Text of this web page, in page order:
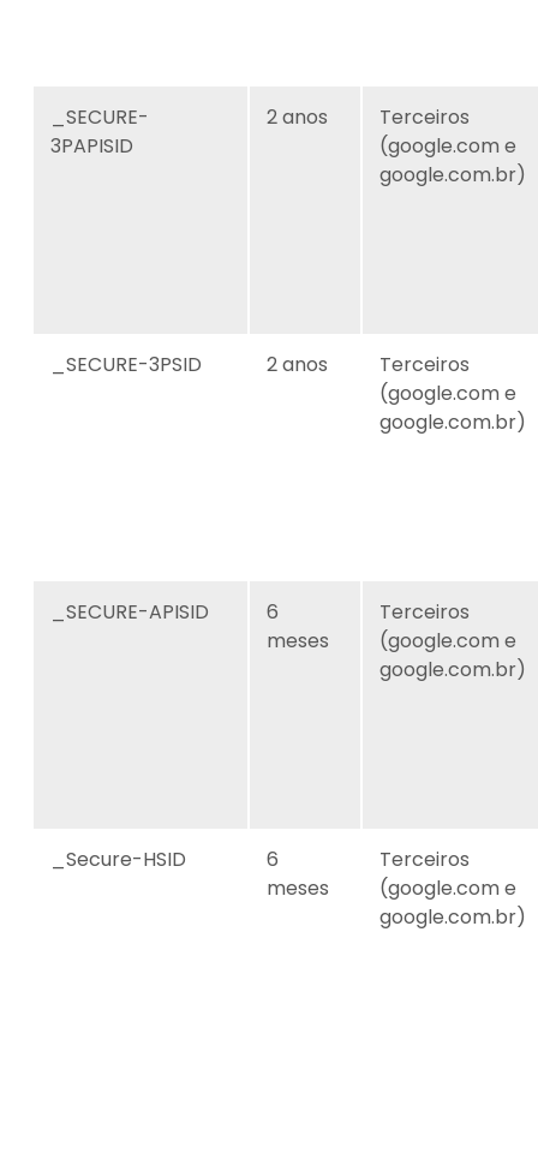
_SECURE-
3PAPISID
2 anos
Terceiros
(google.com e
google.com.br)
_SECURE-3PSID 2 anos
Terceiros
(google.com e
google.com.br)
_SECURE-APISID
6
meses
Terceiros
(google.com e
google.com.br)
_Secure-HSID
6
meses
Terceiros
(google.com e
google.com.br)